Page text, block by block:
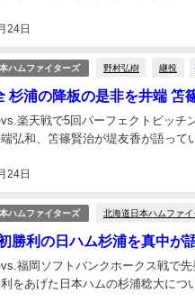
24日
ハムファイターズ 野村弘樹 継投
杉浦の降板の是非を井端 笘
24日
vs.楽天戦で5回パーフェクトピッ
弘和、笘篠賢治が堤友香が語って
ハムファイターズ 北海道日本ハムファイ
勝利の日ハム杉浦を真中が
vs.福岡ソフトバンクホークス戦で
をあげた日本ハムの杉浦稔大につ